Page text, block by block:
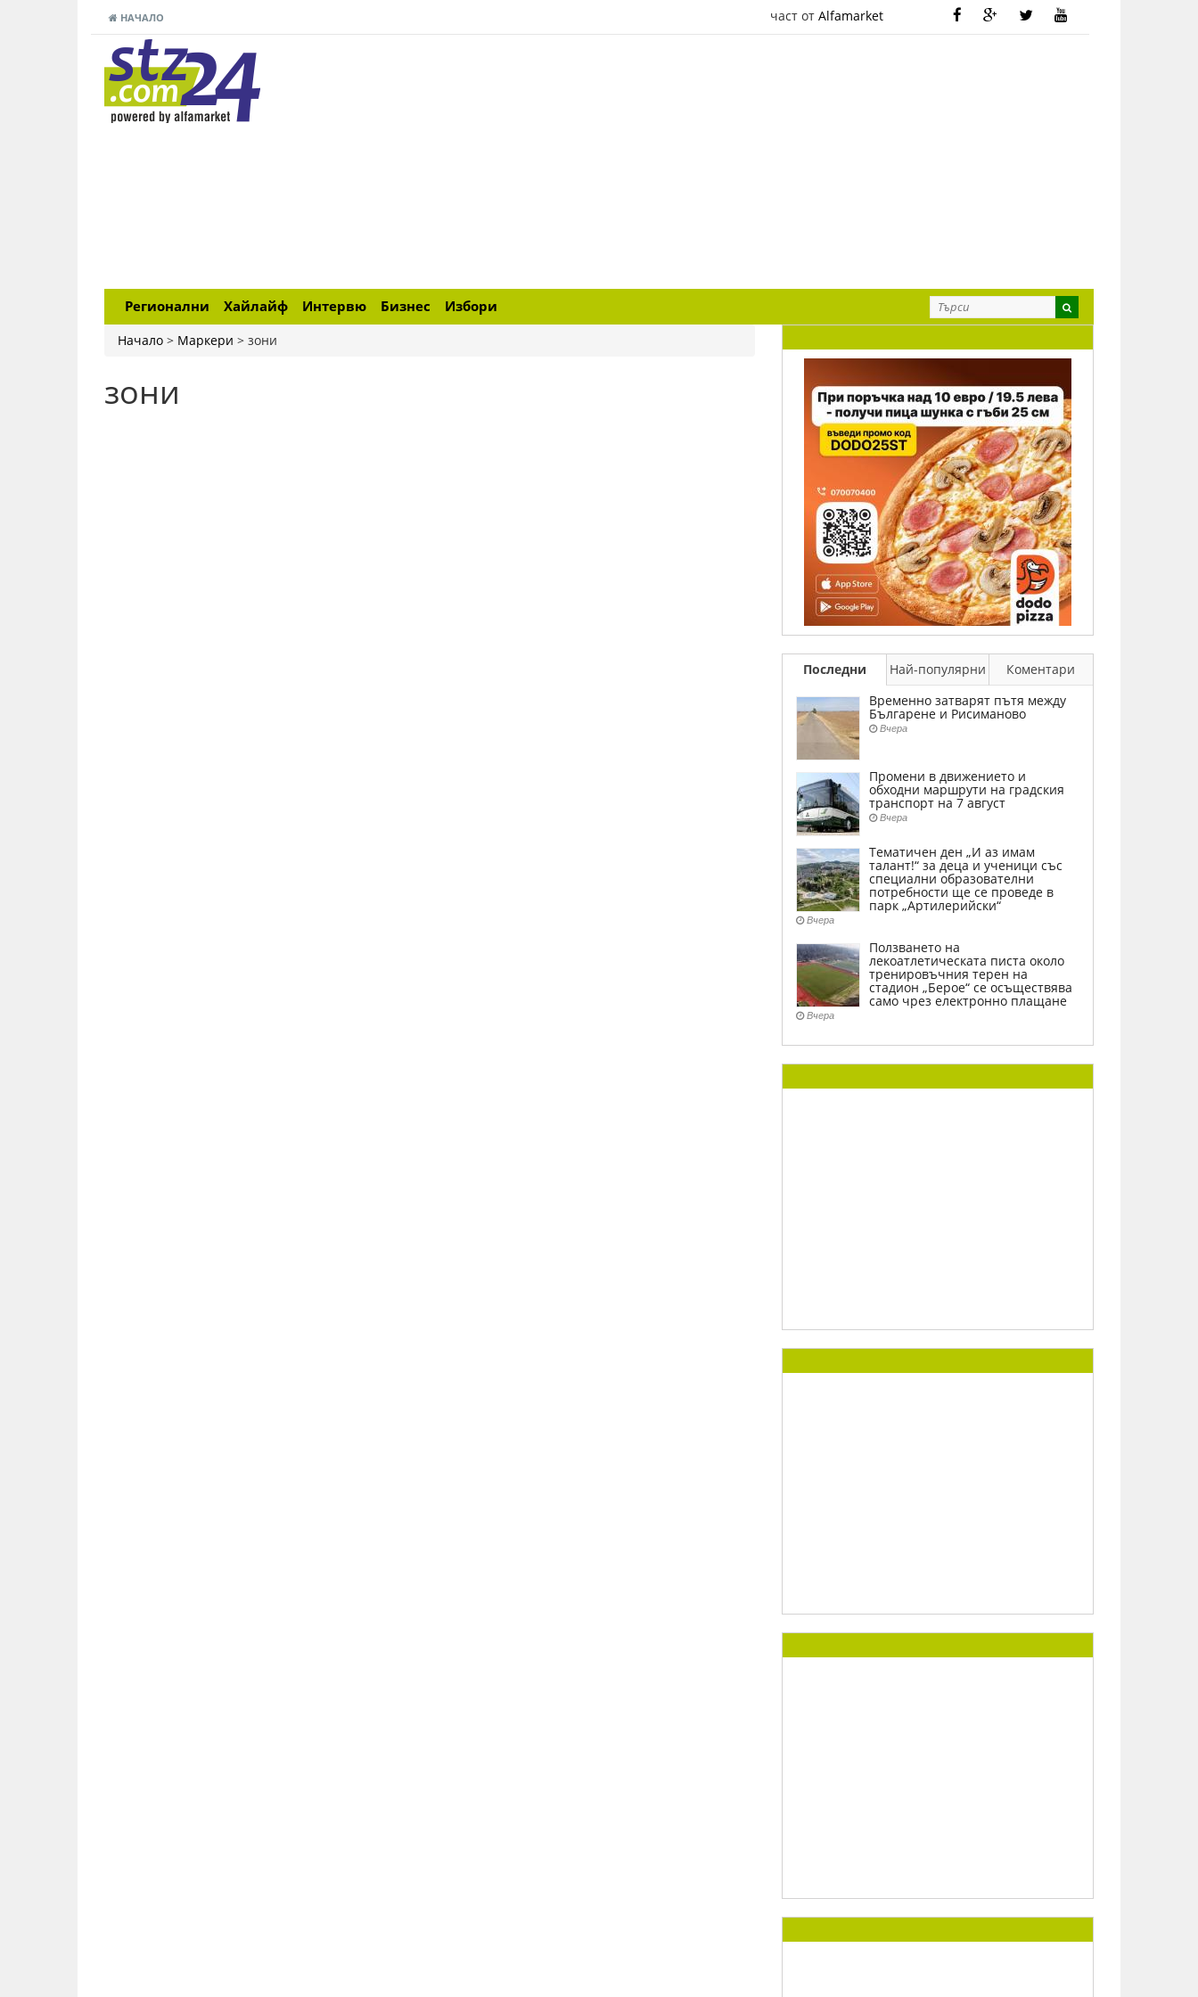
НАЧАЛО част от Alfamarket
Регионални Хайлайф Интервю Бизнес Избори
Начало > Маркери > зони
зони
Последни Най-популярни
Коментари
Временно затварят пътя между
Българене и Рисиманово
Вчера
Промени в движението и
обходни маршрути на градския
транспорт на 7 август
Вчера
Тематичен ден „И аз имам
талант!“ за деца и ученици със
специални образователни
потребности ще се проведе в
парк „Артилерийски“
Вчера
Ползването на
лекоатлетическата писта около
тренировъчния терен на
стадион „Берое“ се осъществява
само чрез електронно плащане
Вчера